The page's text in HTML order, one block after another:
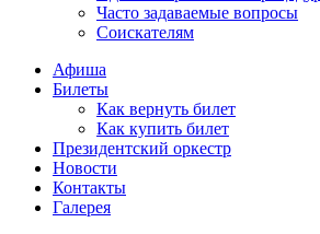
Часто задаваемые вопросы
Соискателям
Афиша
Билеты
Как вернуть билет
Как купить билет
Президентский оркестр
Новости
Контакты
Галерея